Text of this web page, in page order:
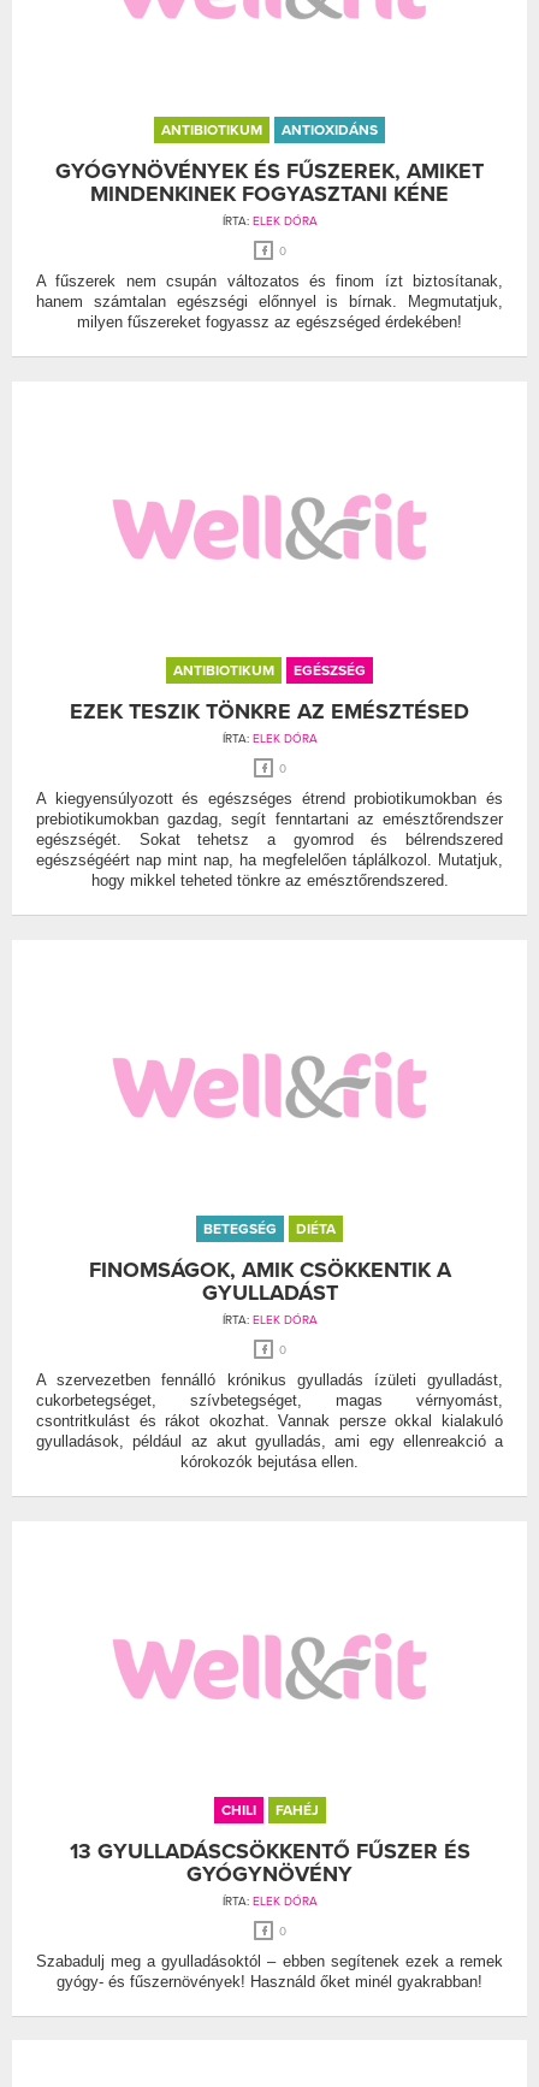
ANTIBIOTIKUM ANTIOXIDÁNS
GYÓGYNÖVÉNYEK ÉS FŰSZEREK, AMIKET
MINDENKINEK FOGYASZTANI KÉNE
ÍRTA: ELEK DÓRA
0
A fűszerek nem csupán változatos és finom ízt biztosítanak,
hanem számtalan egészségi előnnyel is bírnak. Megmutatjuk,
milyen fűszereket fogyassz az egészséged érdekében!
ANTIBIOTIKUM EGÉSZSÉG
EZEK TESZIK TÖNKRE AZ EMÉSZTÉSED
ÍRTA: ELEK DÓRA
0
A kiegyensúlyozott és egészséges étrend probiotikumokban és
prebiotikumokban gazdag, segít fenntartani az emésztőrendszer
egészségét. Sokat tehetsz a gyomrod és bélrendszered
egészségéért nap mint nap, ha megfelelően táplálkozol. Mutatjuk,
hogy mikkel teheted tönkre az emésztőrendszered.
BETEGSÉG DIÉTA
FINOMSÁGOK, AMIK CSÖKKENTIK A
GYULLADÁST
ÍRTA: ELEK DÓRA
0
A szervezetben fennálló krónikus gyulladás ízületi gyulladást,
cukorbetegséget, szívbetegséget, magas vérnyomást,
csontritkulást és rákot okozhat. Vannak persze okkal kialakuló
gyulladások, például az akut gyulladás, ami egy ellenreakció a
kórokozók bejutása ellen.
CHILI FAHÉJ
13 GYULLADÁSCSÖKKENTŐ FŰSZER ÉS
GYÓGYNÖVÉNY
ÍRTA: ELEK DÓRA
0
Szabadulj meg a gyulladásoktól – ebben segítenek ezek a remek
gyógy- és fűszernövények! Használd őket minél gyakrabban!